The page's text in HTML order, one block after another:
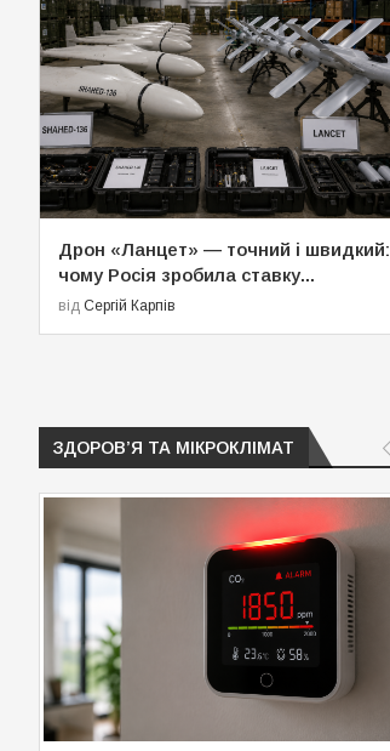
Дрон «Ланцет» — точний і швидкий:
чому Росія зробила ставку...
від Сергій Карпів
ЗДОРОВʼЯ ТА МІКРОКЛІМАТ